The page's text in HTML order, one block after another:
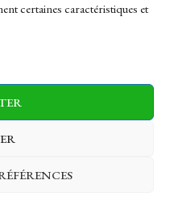
certaines caractéristiques et
Politics
Sports Travel
All Rights Reserved.